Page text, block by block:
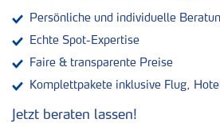
Persönliche und individuelle
Echte Spot-Expertise
Faire & transparente Preise
Komplettpakete inklusive Flug,
Jetzt beraten lassen!